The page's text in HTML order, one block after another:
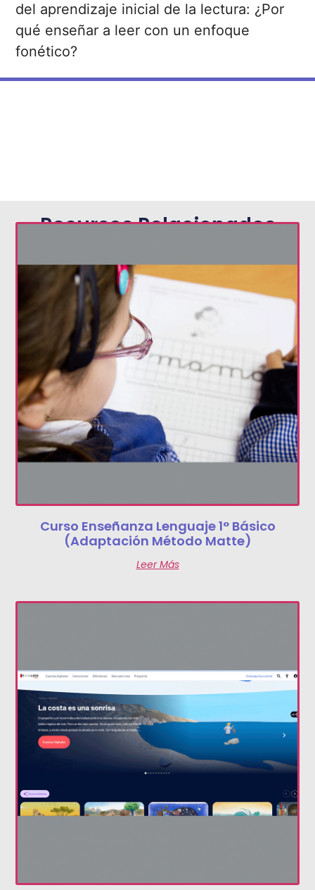
del aprendizaje inicial de la lectura: ¿Por
qué enseñar a leer con un enfoque
fonético?
Recursos Relacionados
Curso Enseñanza Lenguaje 1° Básico
(Adaptación Método Matte)
Leer Más